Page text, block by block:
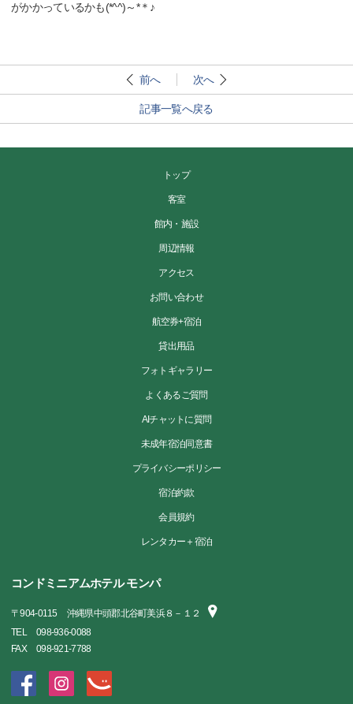
がかかっているかも(*^^)～*＊♪
前へ 次へ
記事一覧へ戻る
トップ
客室
館内・施設
周辺情報
アクセス
お問い合わせ
航空券+宿泊
貸出用品
フォトギャラリー
よくあるご質問
AIチャットに質問
未成年宿泊同意書
プライバシーポリシー
宿泊約款
会員規約
レンタカー＋宿泊
コンドミニアムホテル モンパ
〒904-0115
沖縄県中頭郡北谷町美浜８－１２
TEL
098-936-0088
FAX
098-921-7788